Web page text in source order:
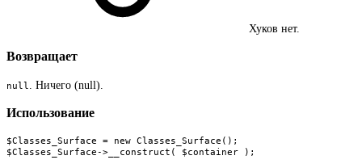
Хуков нет.
Возвращает
null . Ничего (null).
Использование
$Classes_Surface = new Classes_Surface();
$Classes_Surface->__construct( $container );